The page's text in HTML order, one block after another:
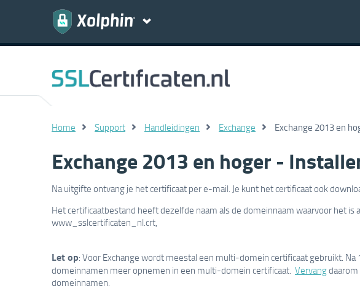
Home Support Handleidingen Exchange Exchange 2013 en
Exchange 2013 en hoger -
Na uitgifte ontvang je het certificaat per e-mail. Je kunt het certificaat ook
Het certificaatbestand heeft dezelfde naam als de domeinnaam waarvoor het is
www_sslcertificaten_nl.crt,
Let op: Voor Exchange wordt meestal een multi-domein certificaat gebruikt.
domeinnamen meer opnemen in een multi-domein certificaat. Vervang
domeinnamen.